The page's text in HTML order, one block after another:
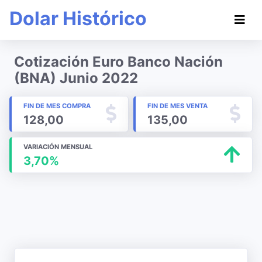
Dolar Histórico
Cotización Euro Banco Nación
(BNA) Junio 2022
FIN DE MES COMPRA
128,00
FIN DE MES VENTA
135,00
VARIACIÓN MENSUAL
3,70%